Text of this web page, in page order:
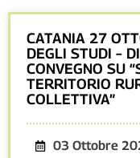
CATANIA 27
DEGLI STUDI –
CONVEGNO SU
TERRITORIO
COLLETTIVA”
03 Ottobre